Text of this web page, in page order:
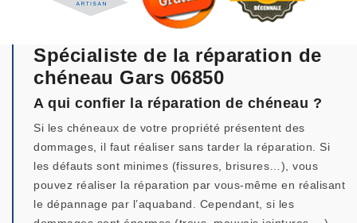
Spécialiste de la réparation de
chéneau Gars 06850
A qui confier la réparation de chéneau ?
Si les chéneaux de votre propriété présentent des
dommages, il faut réaliser sans tarder la réparation. Si
les défauts sont minimes (fissures, brisures…), vous
pouvez réaliser la réparation par vous-même en réalisant
le dépannage par l’aquaband. Cependant, si les